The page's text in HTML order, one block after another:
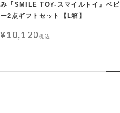
み『SMILE TOY-スマイルトイ』ベビ
ー2点ギフトセット【L箱】
¥10,120税込